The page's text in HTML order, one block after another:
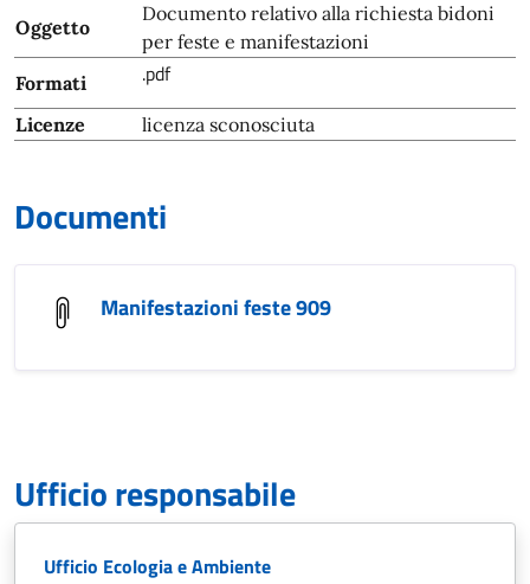
Oggetto
Documento relativo alla richiesta bidoni
per feste e manifestazioni
Formati
.pdf
Licenze licenza sconosciuta
Documenti
Manifestazioni feste 909
Ufficio responsabile
Ufficio Ecologia e Ambiente